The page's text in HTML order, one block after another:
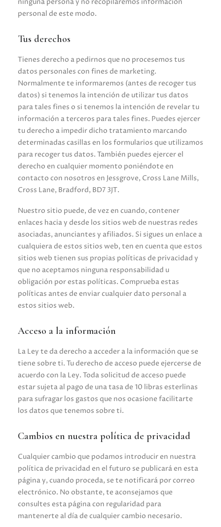
personal de este modo.
Tus derechos
Tienes derecho a pedirnos que no procesemos tus
datos personales con fines de marketing.
Normalmente te informaremos (antes de recoger tus
datos) si tenemos la intención de utilizar tus datos
para tales fines o si tenemos la intención de revelar tu
información a terceros para tales fines. Puedes ejercer
tu derecho a impedir dicho tratamiento marcando
determinadas casillas en los formularios que utilizamos
para recoger tus datos. También puedes ejercer el
derecho en cualquier momento poniéndote en
contacto con nosotros en Jessgrove, Cross Lane Mills,
Cross Lane, Bradford, BD7 3JT.
Nuestro sitio puede, de vez en cuando, contener
enlaces hacia y desde los sitios web de nuestras redes
asociadas, anunciantes y afiliados. Si sigues un enlace a
cualquiera de estos sitios web, ten en cuenta que estos
sitios web tienen sus propias políticas de privacidad y
que no aceptamos ninguna responsabilidad u
obligación por estas políticas. Comprueba estas
políticas antes de enviar cualquier dato personal a
estos sitios web.
Acceso a la información
La Ley te da derecho a acceder a la información que se
tiene sobre ti. Tu derecho de acceso puede ejercerse de
acuerdo con la Ley. Toda solicitud de acceso puede
estar sujeta al pago de una tasa de 10 libras esterlinas
para sufragar los gastos que nos ocasione facilitarte
los datos que tenemos sobre ti.
Cambios en nuestra política de privacidad
Cualquier cambio que podamos introducir en nuestra
política de privacidad en el futuro se publicará en esta
página y, cuando proceda, se te notificará por correo
electrónico. No obstante, te aconsejamos que
consultes esta página con regularidad para
mantenerte al día de cualquier cambio necesario.